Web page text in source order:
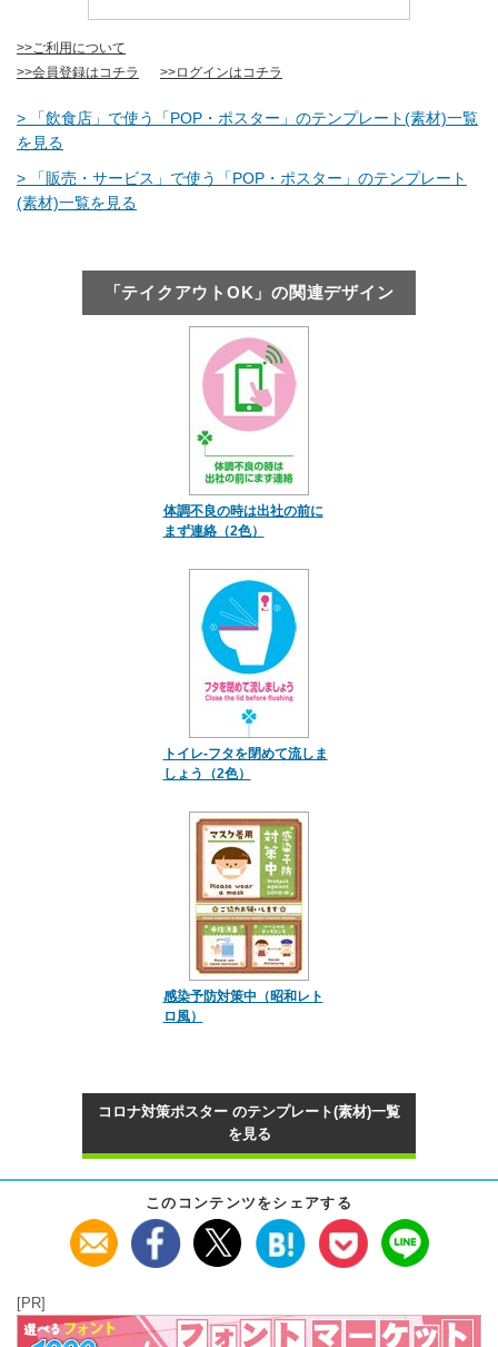
>>ご利用について
>>会員登録はコチラ
>>ログインはコチラ
> 「飲食店」で使う「POP・ポスター」のテンプレート(素材)一覧
を見る
> 「販売・サービス」で使う「POP・ポスター」のテンプレート
(素材)一覧を見る
「テイクアウトOK」の関連デザイン
体調不良の時は出社の前に
まず連絡（2色）
トイレ-フタを閉めて流しま
しょう（2色）
感染予防対策中（昭和レト
ロ風）
コロナ対策ポスター のテンプレート(素材)一覧
を見る
このコンテンツをシェアする
[PR]